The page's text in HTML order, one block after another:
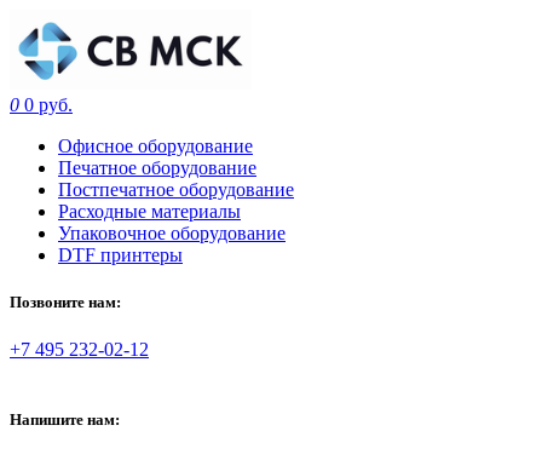
0 0 руб.
Офисное оборудование
Печатное оборудование
Постпечатное оборудование
Расходные материалы
Упаковочное оборудование
DTF принтеры
Позвоните нам:
+7 495 232-02-12
Напишите нам: